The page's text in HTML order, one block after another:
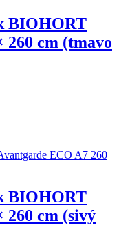
BIOHORT
260 cm (tmavo
BIOHORT
260 cm (sivý